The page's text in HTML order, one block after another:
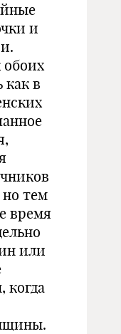
и
как в
но тем
время
или
когда